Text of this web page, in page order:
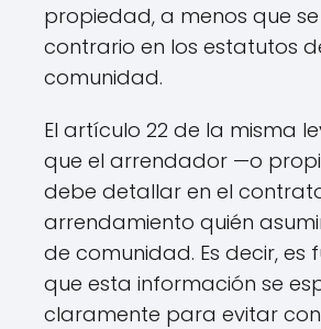
propiedad, a menos que
contrario en los estatutos
comunidad.
El artículo 22 de la misma
que el arrendador —o
debe detallar en el
arrendamiento quién
de comunidad. Es decir, es
que esta información se
claramente para evitar